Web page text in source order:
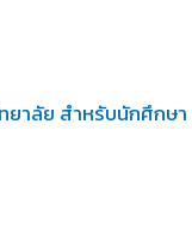
าลัย สำหรับนักศึกษา